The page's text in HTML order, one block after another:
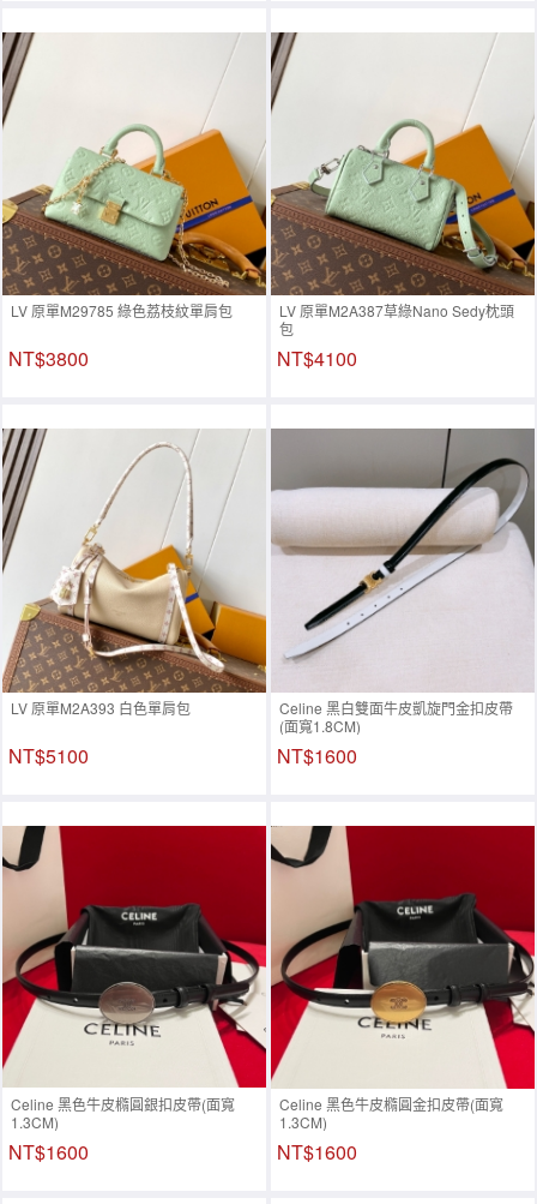
LV 原單M29785 綠色荔枝紋單肩包
NT$3800
LV 原單M2A387草綠Nano Sedy枕頭
包
NT$4100
LV 原單M2A393 白色單肩包
NT$5100
Celine 黑白雙面牛皮凱旋門金扣皮帶
(面寬1.8CM)
NT$1600
Celine 黑色牛皮橢圓銀扣皮帶(面寬
1.3CM)
NT$1600
Celine 黑色牛皮橢圓金扣皮帶(面寬
1.3CM)
NT$1600